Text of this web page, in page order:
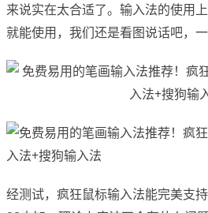
来说实在太合适了。输入法的使用
就能使用，我们还是看图说话吧，一
经测试，疯狂鼠标输入法能完美支